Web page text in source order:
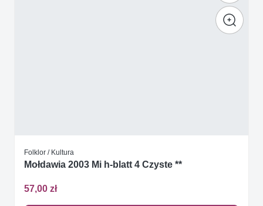
Folklor / Kultura
Mołdawia 2003 Mi h-blatt 4 Czyste **
57,00 zł